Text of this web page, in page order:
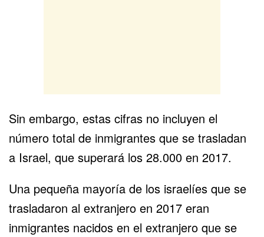
Sin embargo, estas cifras no incluyen el
número total de inmigrantes que se trasladan
a Israel, que superará los 28.000 en 2017.
Una pequeña mayoría de los israelíes que se
trasladaron al extranjero en 2017 eran
inmigrantes nacidos en el extranjero que se